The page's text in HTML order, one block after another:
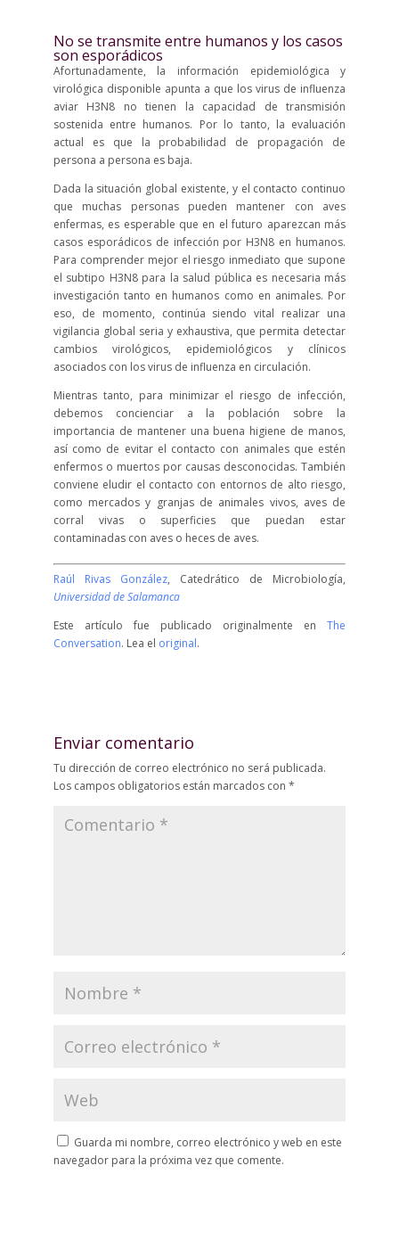
No se transmite entre humanos y los casos
son esporádicos
Afortunadamente, la información epidemiológica y
virológica disponible apunta a que los virus de influenza
aviar H3N8 no tienen la capacidad de transmisión
sostenida entre humanos. Por lo tanto, la evaluación
actual es que la probabilidad de propagación de
persona a persona es baja.
Dada la situación global existente, y el contacto continuo
que muchas personas pueden mantener con aves
enfermas, es esperable que en el futuro aparezcan más
casos esporádicos de infección por H3N8 en humanos.
Para comprender mejor el riesgo inmediato que supone
el subtipo H3N8 para la salud pública es necesaria más
investigación tanto en humanos como en animales. Por
eso, de momento, continúa siendo vital realizar una
vigilancia global seria y exhaustiva, que permita detectar
cambios virológicos, epidemiológicos y clínicos
asociados con los virus de influenza en circulación.
Mientras tanto, para minimizar el riesgo de infección,
debemos concienciar a la población sobre la
importancia de mantener una buena higiene de manos,
así como de evitar el contacto con animales que estén
enfermos o muertos por causas desconocidas. También
conviene eludir el contacto con entornos de alto riesgo,
como mercados y granjas de animales vivos, aves de
corral vivas o superficies que puedan estar
contaminadas con aves o heces de aves.
Raúl Rivas González, Catedrático de Microbiología,
Universidad de Salamanca
Este artículo fue publicado originalmente enThe
Conversation. Lea el original.
Enviar comentario
Tu dirección de correo electrónico no será publicada.
Los campos obligatorios están marcados con *
Guarda mi nombre, correo electrónico y web en este
navegador para la próxima vez que comente.